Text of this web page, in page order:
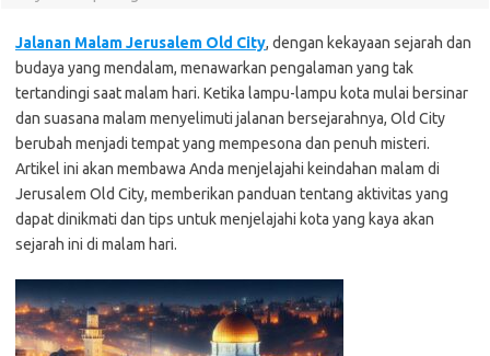
Jalanan Malam Jerusalem Old City, dengan kekayaan sejarah dan
budaya yang mendalam, menawarkan pengalaman yang tak
tertandingi saat malam hari. Ketika lampu-lampu kota mulai bersinar
dan suasana malam menyelimuti jalanan bersejarahnya, Old City
berubah menjadi tempat yang mempesona dan penuh misteri.
Artikel ini akan membawa Anda menjelajahi keindahan malam di
Jerusalem Old City, memberikan panduan tentang aktivitas yang
dapat dinikmati dan tips untuk menjelajahi kota yang kaya akan
sejarah ini di malam hari.